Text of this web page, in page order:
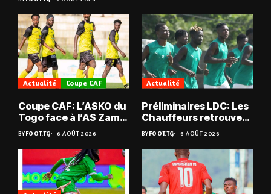
Actualité Coupe CAF
Coupe CAF: L’ASKO du
Togo face à l’AS Zam
du Niger
BYFOOT.TG 6 AOÛT 2026
Actualité
Préliminaires LDC: Les
Chauffeurs retrouvent
les Mimos
BYFOOT.TG 6 AOÛT 2026